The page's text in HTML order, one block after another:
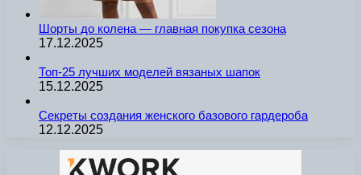
Шорты до колена — главная покупка сезона
17.12.2025
Топ-25 лучших моделей вязаных шапок
15.12.2025
Секреты создания женского базового гардероба
12.12.2025